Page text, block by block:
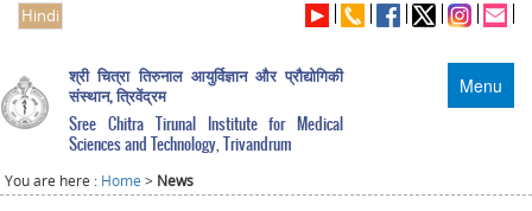
Hindi
Menu
श्री चित्रा तिरुनाल आयुर्विज्ञान और प्रौद्योगिकी
संस्थान, त्रिवेंद्रम
Sree Chitra Tirunal Institute for Medical
Sciences and Technology, Trivandrum
You are here : Home > News